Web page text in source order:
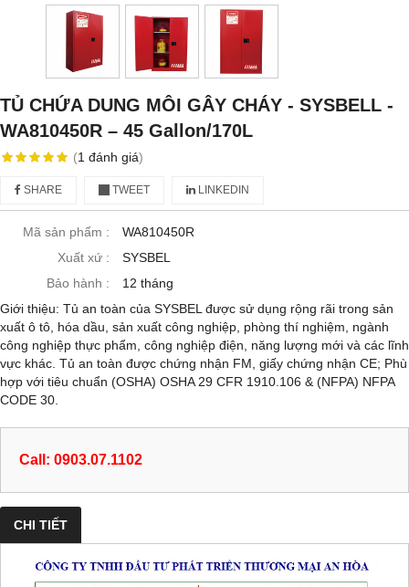
TỦ CHỨA DUNG MÔI GÂY CHÁY - SYSBELL -
WA810450R – 45 Gallon/170L
(1 đánh giá)
SHARE TWEET LINKEDIN
Mã sản phẩm :
WA810450R
Xuất xứ :
SYSBEL
Bảo hành :
12 tháng
Giới thiệu: Tủ an toàn của SYSBEL được sử dụng rộng rãi trong sản
xuất ô tô, hóa dầu, sản xuất công nghiệp, phòng thí nghiệm, ngành
công nghiệp thực phẩm, công nghiệp điện, năng lượng mới và các lĩnh
vực khác. Tủ an toàn được chứng nhận FM, giấy chứng nhận CE; Phù
hợp với tiêu chuẩn (OSHA) OSHA 29 CFR 1910.106 & (NFPA) NFPA
CODE 30.
Call: 0903.07.1102
CHI TIẾT